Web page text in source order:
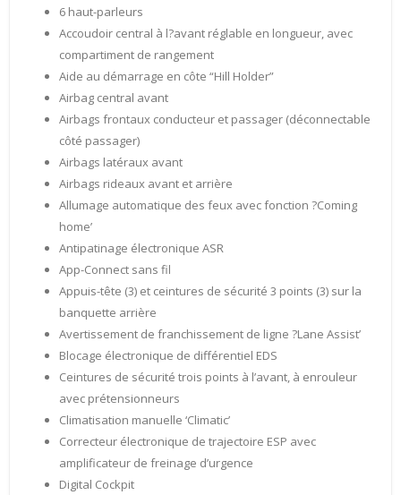
6 haut-parleurs
Accoudoir central à l?avant réglable en longueur, avec
compartiment de rangement
Aide au démarrage en côte “Hill Holder”
Airbag central avant
Airbags frontaux conducteur et passager (déconnectable
côté passager)
Airbags latéraux avant
Airbags rideaux avant et arrière
Allumage automatique des feux avec fonction ?Coming
home’
Antipatinage électronique ASR
App-Connect sans fil
Appuis-tête (3) et ceintures de sécurité 3 points (3) sur la
banquette arrière
Avertissement de franchissement de ligne ?Lane Assist’
Blocage électronique de différentiel EDS
Ceintures de sécurité trois points à l’avant, à enrouleur
avec prétensionneurs
Climatisation manuelle ‘Climatic’
Correcteur électronique de trajectoire ESP avec
amplificateur de freinage d’urgence
Digital Cockpit